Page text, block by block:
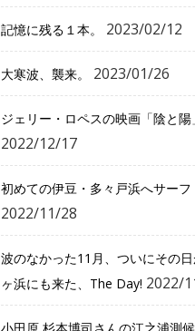
記憶に残る１本。 2023/02/12
大寒波、襲来。 2023/01/26
ジェリー・ロペスの映画「陰と陽
2022/12/17
初めての伊豆・多々戸浜へサー
2022/11/28
波のなかった11月、ついにその
ヶ浜にも来た、The Day! 2022/